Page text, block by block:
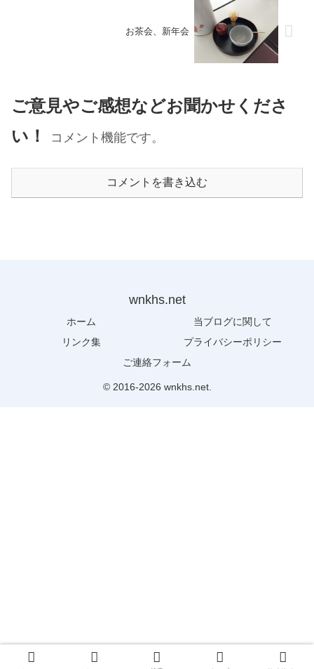
お茶会、新年会
ご意見やご感想などお聞かせくださ
い！
コメント機能です。
コメントを書き込む
wnkhs.net
ホーム
当ブログに関して
リンク集
プライバシーポリシー
ご連絡フォーム
© 2016-2026 wnkhs.net.